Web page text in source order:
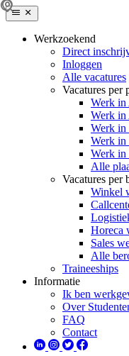
Werkzoekend
Direct
Inloggen
Alle vacatures
Vacatures per
Werk in
Werk in
Werk in
Werk in
Werk in
Alle
Vacatures per
Winkel
Horeca
Sales
Alle
Traineeships
Informatie
Ik ben
Over
FAQ
Contact